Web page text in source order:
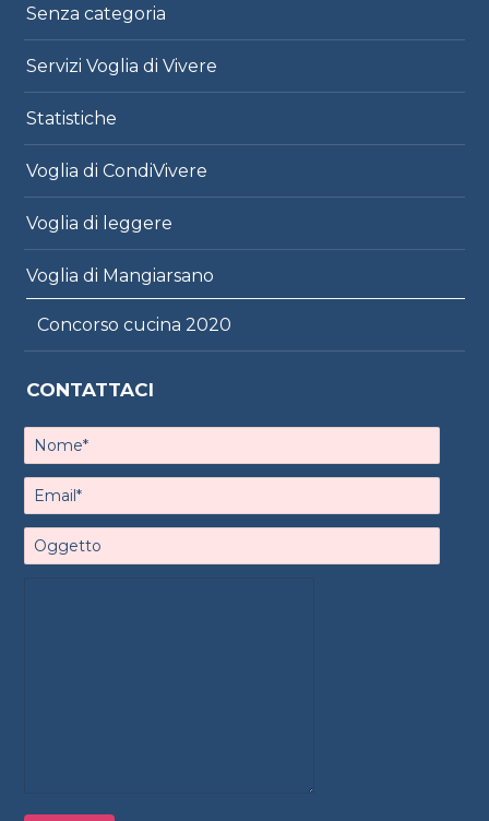
Senza categoria
Servizi Voglia di Vivere
Statistiche
Voglia di CondiVivere
Voglia di leggere
Voglia di Mangiarsano
Concorso cucina 2020
CONTATTACI